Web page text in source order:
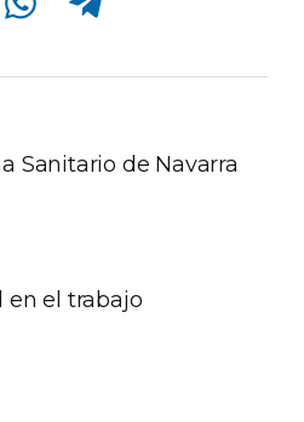
Sanitario de Navarra
en el trabajo